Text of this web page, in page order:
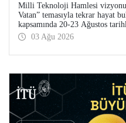
Milli Teknoloji Hamlesi
Vatan” temasıyla tekrar hayat
kapsamında 20-23 Ağustos
Komutanlığı’nda
denizcilik ve su altı
03 Ağu 2026